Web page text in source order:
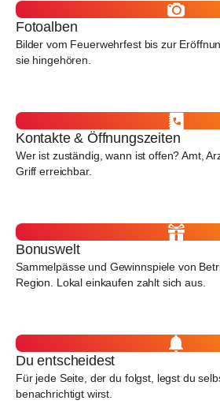
Fotoalben
Bilder vom Feuerwehrfest bis zur
sie hingehören.
Kontakte & Öffnungszeiten
Wer ist zuständig, wann ist offen? Amt,
Griff erreichbar.
Bonuswelt
Sammelpässe und Gewinnspiele von
Region. Lokal einkaufen zahlt sich aus.
Du entscheidest
Für jede Seite, der du folgst, legst du
benachrichtigt wirst.